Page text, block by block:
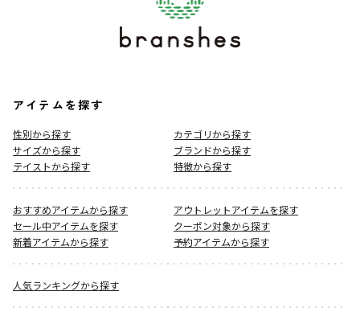
アイテムを探す
性別から探す
カテゴリから探す
サイズから探す
ブランドから探す
テイストから探す
特徴から探す
おすすめアイテムから探す
アウトレットアイテムを探す
セール中アイテムを探す
クーポン対象から探す
新着アイテムから探す
予約アイテムから探す
人気ランキングから探す